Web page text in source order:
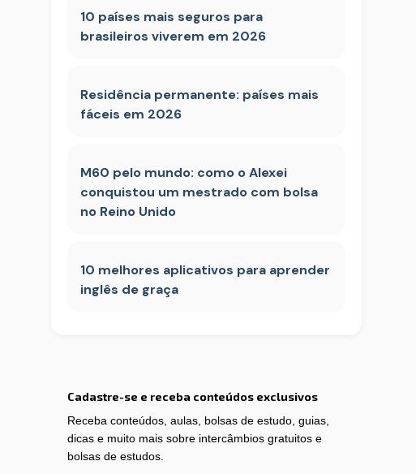
10 países mais seguros para
brasileiros viverem em 2026
Residência permanente: países mais
fáceis em 2026
M60 pelo mundo: como o Alexei
conquistou um mestrado com bolsa
no Reino Unido
10 melhores aplicativos para aprender
inglês de graça
Cadastre-se e receba conteúdos exclusivos
Receba conteúdos, aulas, bolsas de estudo, guias,
dicas e muito mais sobre intercâmbios gratuitos e
bolsas de estudos.